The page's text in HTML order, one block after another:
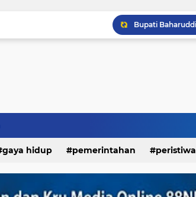
gaya hidup pemerintahan peristiwa